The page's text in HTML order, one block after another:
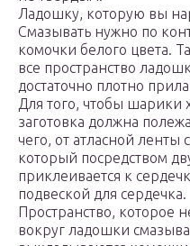
Ладошку, которую вы
Смазывать нужно по
комочки белого цвета.
все пространство
достаточно плотно
Для того, чтобы
заготовка должна
чего, от атласной ленты
который посредством
приклеивается к
подвеской для сердечка.
Пространство, которое
вокруг ладошки